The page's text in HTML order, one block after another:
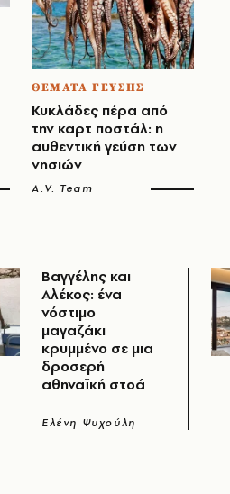
ΘΕΜΑΤΑ ΓΕΥΣΗΣ
Κυκλάδες πέρα από
την καρτ ποστάλ: η
αυθεντική γεύση των
νησιών
A.V. Team
Βαγγέλης και
Αλέκος: ένα
νόστιμο
μαγαζάκι
κρυμμένο σε μια
δροσερή
αθηναϊκή στοά
Ελένη Ψυχούλη